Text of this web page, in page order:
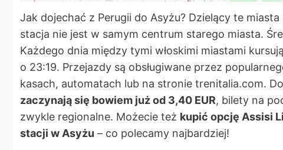
Jak dojechać z Perugii do Asyżu? Dzielący te
stacja nie jest w samym centrum starego miasta.
Każdego dnia między tymi włoskimi miastami
o 23:19. Przejazdy są obsługiwane przez
kasach, automatach lub na stronie trenitalia.com.
zaczynają się bowiem już od 3,40 EUR, bilety na
zwykle regionalne. Możecie też kupić opcję Assisi
stacji w Asyżu – co polecamy najbardziej!